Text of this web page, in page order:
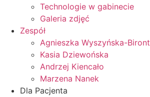
Technologie w gabinecie
Galeria zdjęć
Zespół
Agnieszka Wyszyńska-Biront
Kasia Dziewońska
Andrzej Kiencało
Marzena Nanek
Dla Pacjenta